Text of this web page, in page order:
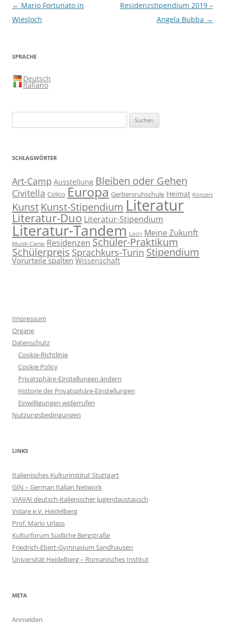
Beitragsnavigation
← Mario Fortunato in
Wiesloch
Residenzstipendium 2019 –
Angela Bubba →
SPRACHE
Deutsch
Italiano
nach:
SCHLAGWÖRTER
Art-Camp Ausstellung Bleiben oder Gehen
Civitella Colico Europa Gerbersruhschule Heimat Konzert
Kunst Kunst-Stipendium Literatur
Literatur-Duo Literatur-Stipendium
Literatur-Tandem Locri Meine Zukunft
Musik-Camp Residenzen Schüler-Praktikum
Schülerpreis Sprachkurs-Turin Stipendium
Vorurteile spalten Wissenschaft
Impressum
Organe
Datenschutz
Cookie-Richtlinie
Cookie Policy
Privatsphäre-Einstellungen ändern
Historie der Privatsphäre-Einstellungen
Einwilligungen widerrufen
Nutzungsbedingungen
LINKS
Italienisches Kulturinstitut Stuttgart
GIN – German Italian Network
VIAVAI deutsch-italienischer Jugendaustausch
Volare e.V. Heidelberg
Prof. Mario Urlass
Kulturforum Südliche Bergstraße
Friedrich-Ebert-Gymnasium Sandhausen
Universität Heidelberg – Romanisches Institut
META
Anmelden